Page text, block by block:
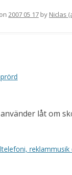
on 2007 05 17 by Niclas
använder låt om